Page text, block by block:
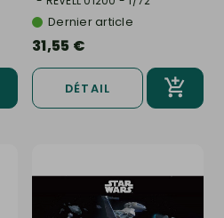
Dernier article
31,55 €
DÉTAIL